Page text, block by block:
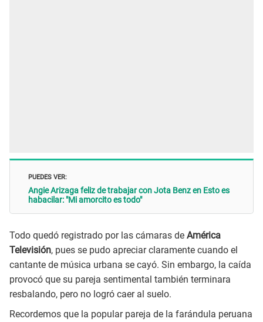
PUEDES VER:
Angie Arizaga feliz de trabajar con Jota Benz en Esto es
habacilar: "Mi amorcito es todo"
Todo quedó registrado por las cámaras de América
Televisión, pues se pudo apreciar claramente cuando el
cantante de música urbana se cayó. Sin embargo, la caída
provocó que su pareja sentimental también terminara
resbalando, pero no logró caer al suelo.
Recordemos que la popular pareja de la farándula peruana